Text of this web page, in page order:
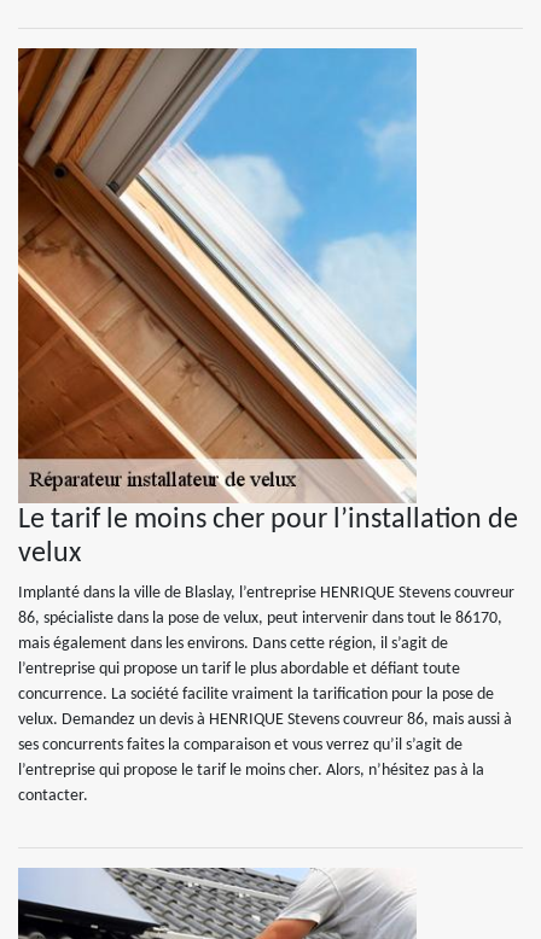
Le tarif le moins cher pour l’installation de
velux
Implanté dans la ville de Blaslay, l’entreprise HENRIQUE Stevens couvreur
86, spécialiste dans la pose de velux, peut intervenir dans tout le 86170,
mais également dans les environs. Dans cette région, il s’agit de
l’entreprise qui propose un tarif le plus abordable et défiant toute
concurrence. La société facilite vraiment la tarification pour la pose de
velux. Demandez un devis à HENRIQUE Stevens couvreur 86, mais aussi à
ses concurrents faites la comparaison et vous verrez qu’il s’agit de
l’entreprise qui propose le tarif le moins cher. Alors, n’hésitez pas à la
contacter.